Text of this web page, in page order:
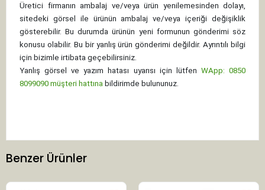
Üretici firmanın ambalaj ve/veya ürün yenilemesinden dolayı,
sitedeki görsel ile ürünün ambalaj ve/veya içeriği değişiklik
gösterebilir. Bu durumda ürünün yeni formunun gönderimi söz
konusu olabilir. Bu bir yanlış ürün gönderimi değildir. Ayrıntılı bilgi
için bizimle irtibata geçebilirsiniz.
Yanlış görsel ve yazım hatası uyarısı için lütfen WApp: 0850
8099090 müşteri hattına bildirimde bulununuz.
Benzer Ürünler